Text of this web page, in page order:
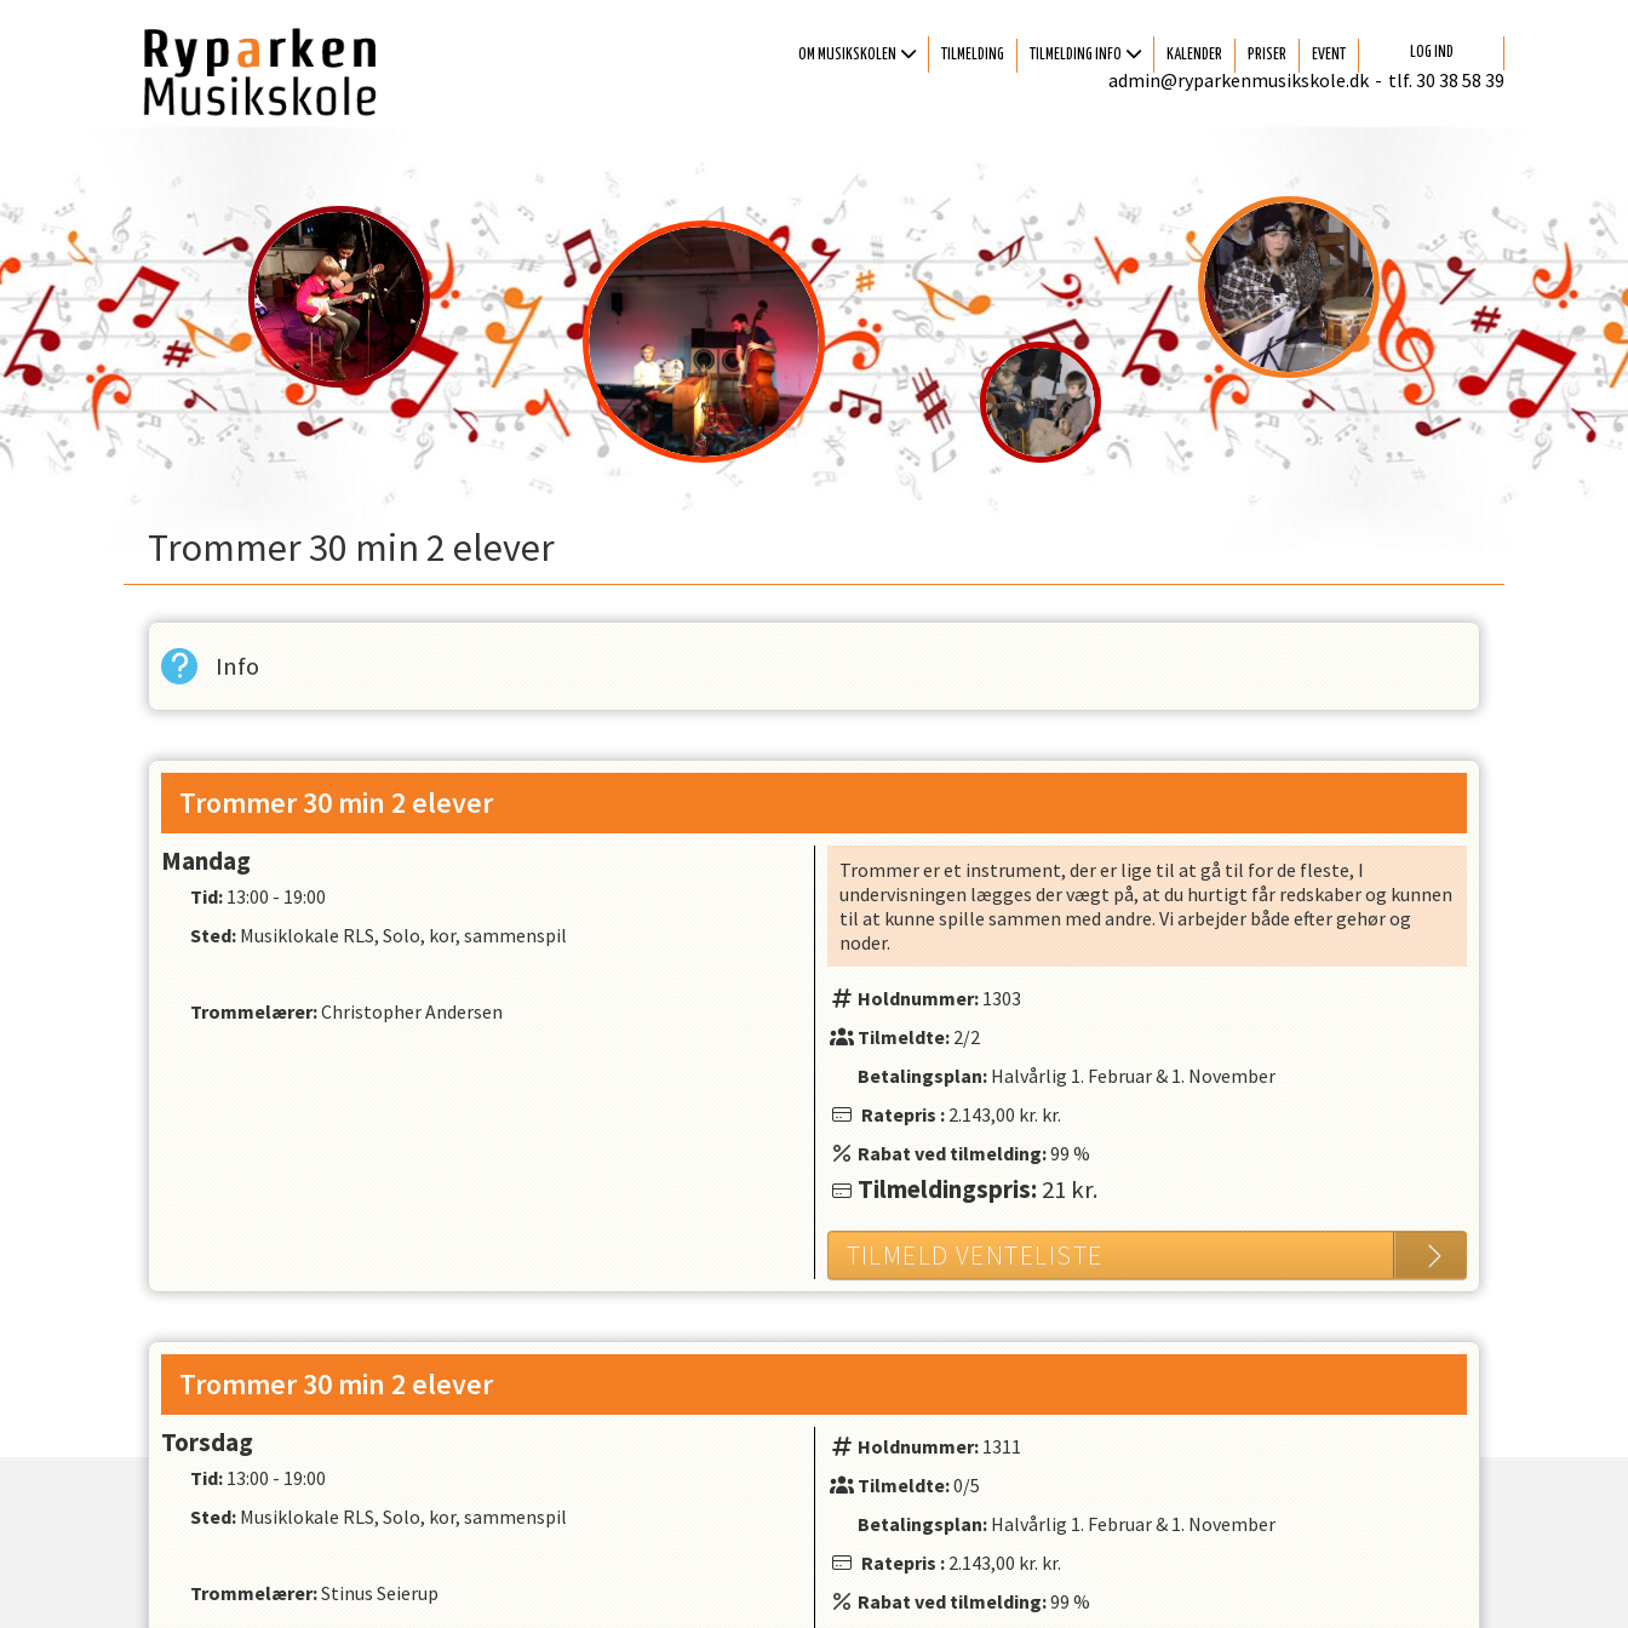
OM MUSIKSKOLEN TILMELDING TILMELDING INFO KALENDER PRISER EVENT LOG IND
tlf. 30 38 58 39
-
admin@ryparkenmusikskole.dk
Trommer 30 min 2 elever
Info
Trommer 30 min 2 elever
Mandag
Tid: 13:00 - 19:00
Sted: Musiklokale RLS, Solo, kor, sammenspil
Trommelærer:Christopher Andersen
Trommer er et instrument, der er lige til at gå til for de fleste, I
undervisningen lægges der vægt på, at du hurtigt får redskaber og kunnen
til at kunne spille sammen med andre. Vi arbejder både efter gehør og
noder.
Holdnummer: 1303
Tilmeldte: 2/2
Betalingsplan: Halvårlig 1. Februar& 1. November
Ratepris : 2.143,00 kr. kr.
Rabat ved tilmelding:99 %
Tilmeldingspris: 21 kr.
TILMELD VENTELISTE
Trommer 30 min 2 elever
Torsdag
Tid: 13:00 - 19:00
Sted: Musiklokale RLS, Solo, kor, sammenspil
Trommelærer:Stinus Seierup
Holdnummer: 1311
Tilmeldte:0/5
Betalingsplan: Halvårlig 1. Februar& 1. November
Ratepris : 2.143,00 kr. kr.
Rabat ved tilmelding:99 %